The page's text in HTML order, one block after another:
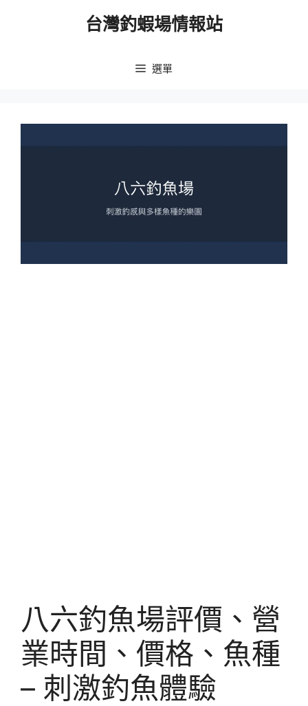
台灣釣蝦場情報站
選單
八六釣魚場評價、營
業時間、價格、魚種
– 刺激釣魚體驗